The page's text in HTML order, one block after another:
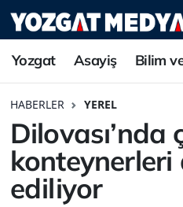
Yozgat Asayiş Bilim
HABERLER YEREL
Dilovası’nda
konteynerleri
ediliyor